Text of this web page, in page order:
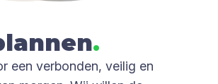
.
een verbonden, veilig en